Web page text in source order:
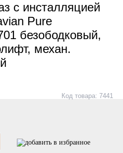
с инсталляцией
Pure
безободковый,
механ.
Код товара: 7441